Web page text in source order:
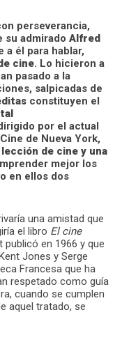
perseverancia,
su admirado Alfred
él para hablar,
cine. Lo hicieron a
pasado a la
salpicadas de
constituyen el
por el actual
de Nueva York,
lección de cine y una
mejor los
en ellos dos
una amistad que
el libro El cine
publicó en 1966 y que
Jones y Serge
Francesa que ha
respetado como guía
cuando se cumplen
aquel tratado, se